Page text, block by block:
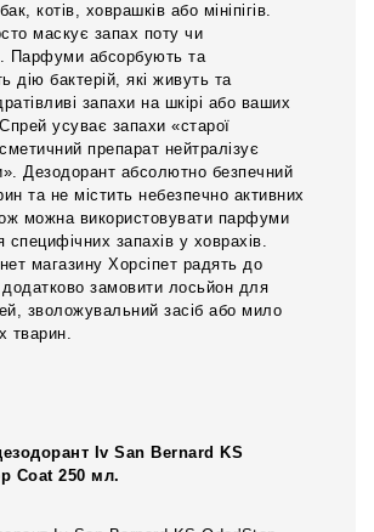
котів, ховрашків або мініпігів.
маскує запах поту чи
Парфуми абсорбують та
дію бактерій, які живуть та
запахи на шкірі або ваших
усуває запахи «старої
препарат нейтралізує
Дезодорант абсолютно безпечний
та не містить небезпечно активних
можна використовувати парфуми
запахів у ховрахів.
магазину Хорсіпет радять до
замовити лосьйон для
зволожувальний засіб або мило
тварин.
Iv San Bernard KS
Coat 250 мл.